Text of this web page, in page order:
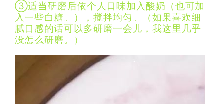
③适当研磨后依个人口味加入酸奶（也可加
入一些白糖。），搅拌均匀。（如果喜欢细
腻口感的话可以多研磨一会儿，我这里几乎
没怎么研磨。）